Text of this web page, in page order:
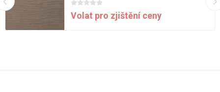
Volat pro zjištění ceny